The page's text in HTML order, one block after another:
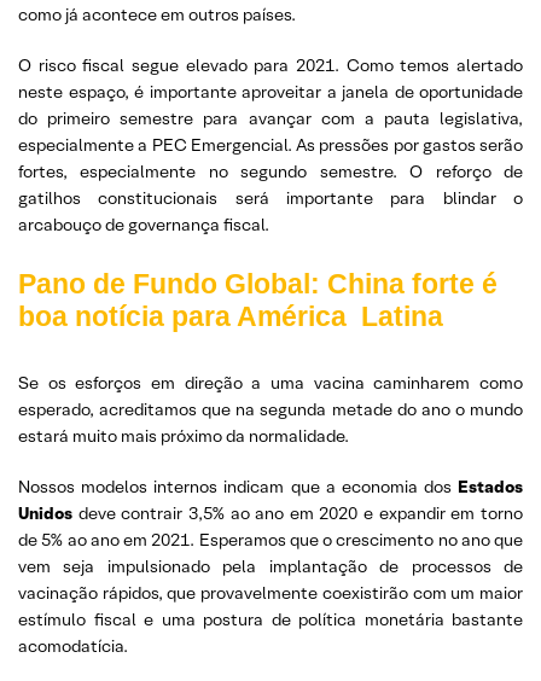
como já acontece em outros países.
O risco fiscal segue elevado para 2021. Como temos alertado
neste espaço, é importante aproveitar a janela de oportunidade
do primeiro semestre para avançar com a pauta legislativa,
especialmente a PEC Emergencial. As pressões por gastos serão
fortes, especialmente no segundo semestre. O reforço de
gatilhos constitucionais será importante para blindar o
arcabouço de governança fiscal.
Pano de Fundo Global: China forte é
boa notícia para América Latina
Se os esforços em direção a uma vacina caminharem como
esperado, acreditamos que na segunda metade do ano o mundo
estará muito mais próximo da normalidade.
Nossos modelos internos indicam que a economia dos Estados
Unidos deve contrair 3,5% ao ano em 2020 e expandir em torno
de 5% ao ano em 2021. Esperamos que o crescimento no ano que
vem seja impulsionado pela implantação de processos de
vacinação rápidos, que provavelmente coexistirão com um maior
estímulo fiscal e uma postura de política monetária bastante
acomodatícia.